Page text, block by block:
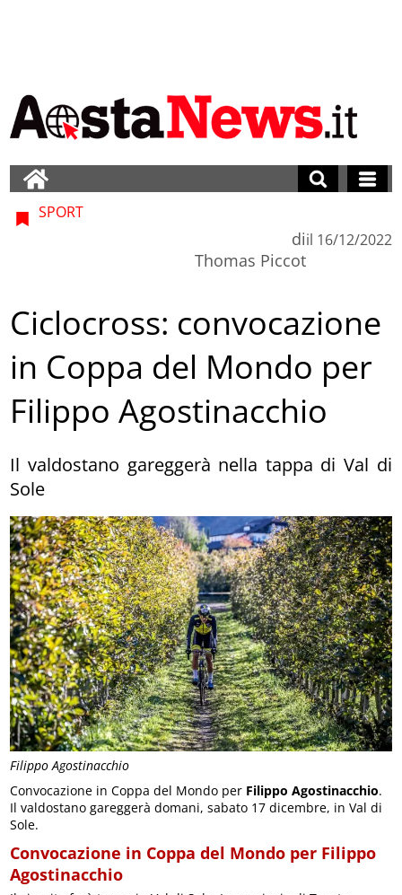
Filippo Agostinacchio
SPORT
di
Thomas Piccot
il 16/12/2022
Ciclocross: convocazione
in Coppa del Mondo per
Filippo Agostinacchio
Il valdostano gareggerà nella tappa di Val di
Sole
Convocazione in Coppa del Mondo per Filippo Agostinacchio.
Il valdostano gareggerà domani, sabato 17 dicembre, in Val di
Sole.
Convocazione in Coppa del Mondo per Filippo
Agostinacchio